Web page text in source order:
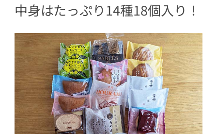
3.11【あまおう苺ブッセ/さくら香る
3.12【こいのぼり 小倉クリーム】1
個
3.13【こいのぼり 苺餡クリーム】1
個
3.14【サブレ・オ・ショコラ ミル
ク/スイート各3枚】1袋
中身はたっぷり14種18個入り！